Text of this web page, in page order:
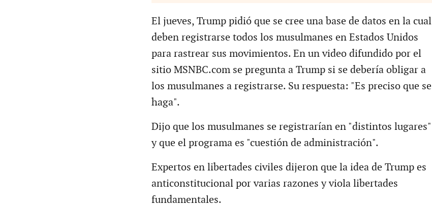
El jueves, Trump pidió que se cree una base de datos en la cual
deben registrarse todos los musulmanes en Estados Unidos
para rastrear sus movimientos. En un video difundido por el
sitio MSNBC.com se pregunta a Trump si se debería obligar a
los musulmanes a registrarse. Su respuesta: "Es preciso que se
haga".
Dijo que los musulmanes se registrarían en "distintos lugares"
y que el programa es "cuestión de administración".
Expertos en libertades civiles dijeron que la idea de Trump es
anticonstitucional por varias razones y viola libertades
fundamentales.